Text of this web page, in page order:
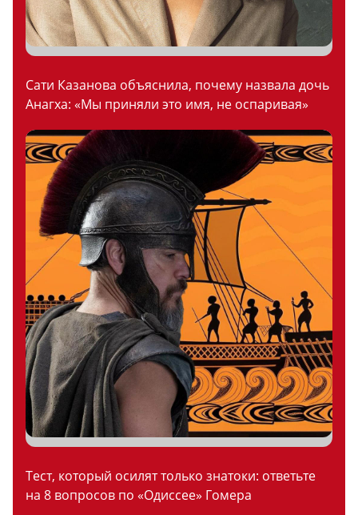
Сати Казанова объяснила, почему назвала дочь
Анагха: «Мы приняли это имя, не оспаривая»
Тест, который осилят только знатоки: ответьте
на 8 вопросов по «Одиссее» Гомера